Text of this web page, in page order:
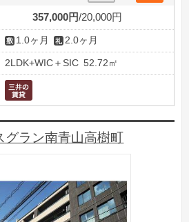
357,000円 20,000円
1.0ヶ月 2.0ヶ月
2LDK+WIC＋SIC 52.72㎡
グラン南青山高樹町